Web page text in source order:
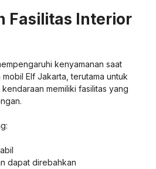
Fasilitas Interior
kenyamanan saat
Elf Jakarta, terutama untuk
memiliki fasilitas yang
dapat direbahkan